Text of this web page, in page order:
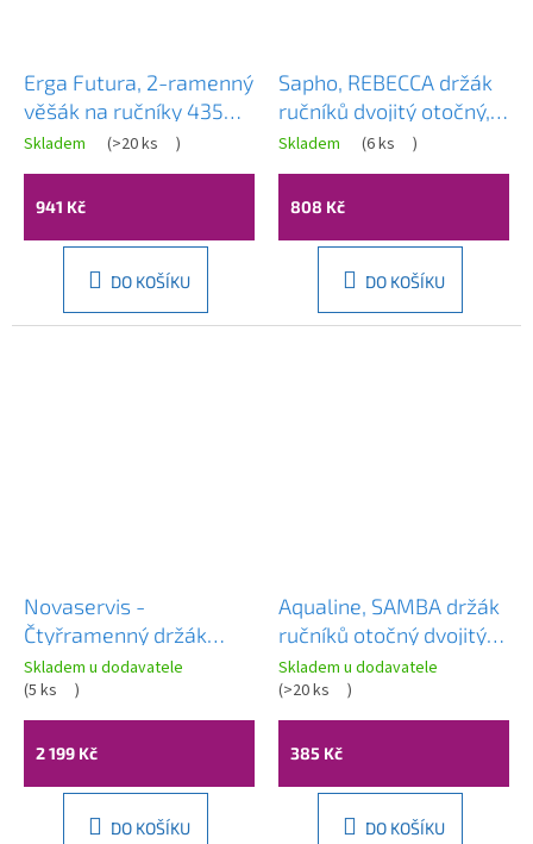
Erga Futura, 2-ramenný
věšák na ručníky 435
mm, černá matná, ERG-
02968
Skladem (>20 ks )
941 Kč
DO KOŠÍKU
Sapho, REBECCA držák
ručníků dvojitý otočný,
černá, CC021
Skladem (6 ks )
808 Kč
DO KOŠÍKU
Novaservis -
Čtyřramenný držák
ručníků Metalia 12
chrom, 0246,0
Skladem u dodavatele
(5 ks )
2 199 Kč
DO KOŠÍKU
Aqualine, SAMBA držák
ručníků otočný dvojitý
450mm, černá, SB221
Skladem u dodavatele
(>20 ks )
385 Kč
DO KOŠÍKU